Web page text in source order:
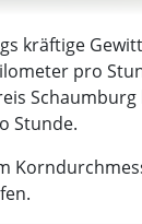
kräftige
pro
Stunde.